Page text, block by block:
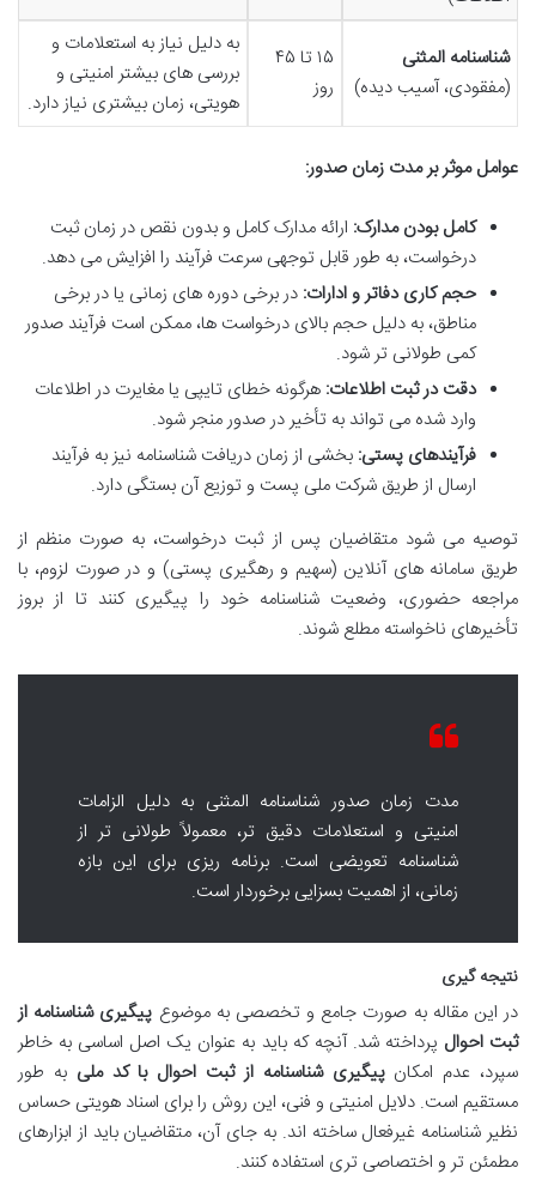
شناسنامه المثنی
(مفقودی، آسیب دیده)
۱۵ تا ۴۵
روز
به دلیل نیاز به استعلامات و
بررسی های بیشتر امنیتی و
هویتی، زمان بیشتری نیاز دارد.
عوامل موثر بر مدت زمان صدور:
کامل بودن مدارک: ارائه مدارک کامل و بدون نقص در زمان ثبت
درخواست، به طور قابل توجهی سرعت فرآیند را افزایش می دهد.
حجم کاری دفاتر و ادارات: در برخی دوره های زمانی یا در برخی
مناطق، به دلیل حجم بالای درخواست ها، ممکن است فرآیند صدور
کمی طولانی تر شود.
دقت در ثبت اطلاعات: هرگونه خطای تایپی یا مغایرت در اطلاعات
وارد شده می تواند به تأخیر در صدور منجر شود.
فرآیندهای پستی: بخشی از زمان دریافت شناسنامه نیز به فرآیند
ارسال از طریق شرکت ملی پست و توزیع آن بستگی دارد.
توصیه می شود متقاضیان پس از ثبت درخواست، به صورت منظم از
طریق سامانه های آنلاین (سهیم و رهگیری پستی) و در صورت لزوم، با
مراجعه حضوری، وضعیت شناسنامه خود را پیگیری کنند تا از بروز
تأخیرهای ناخواسته مطلع شوند.
مدت زمان صدور شناسنامه المثنی به دلیل الزامات
امنیتی و استعلامات دقیق تر، معمولاً طولانی تر از
شناسنامه تعویضی است. برنامه ریزی برای این بازه
زمانی، از اهمیت بسزایی برخوردار است.
نتیجه گیری
در این مقاله به صورت جامع و تخصصی به موضوع پیگیری شناسنامه از
ثبت احوال پرداخته شد. آنچه که باید به عنوان یک اصل اساسی به خاطر
سپرد، عدم امکانپیگیری شناسنامه از ثبت احوال با کد ملی به طور
مستقیم است. دلایل امنیتی و فنی، این روش را برای اسناد هویتی حساس
نظیر شناسنامه غیرفعال ساخته اند. به جای آن، متقاضیان باید از ابزارهای
مطمئن تر و اختصاصی تری استفاده کنند.